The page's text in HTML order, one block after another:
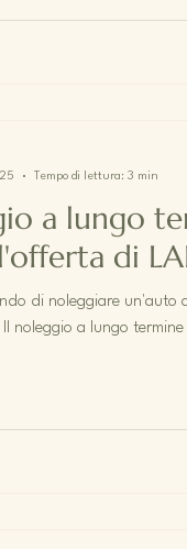
a lungo
di
di noleggiare un'auto
noleggio a lungo
Tempo di lettura: 3 min